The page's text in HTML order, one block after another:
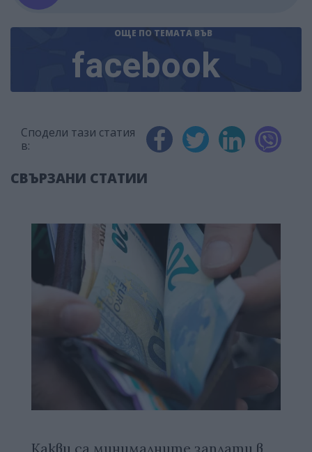
ОЩЕ ПО ТЕМАТА ВЪВ
facebook
Сподели тази статия
в:
СВЪРЗАНИ СТАТИИ
Какви са минималните заплати в